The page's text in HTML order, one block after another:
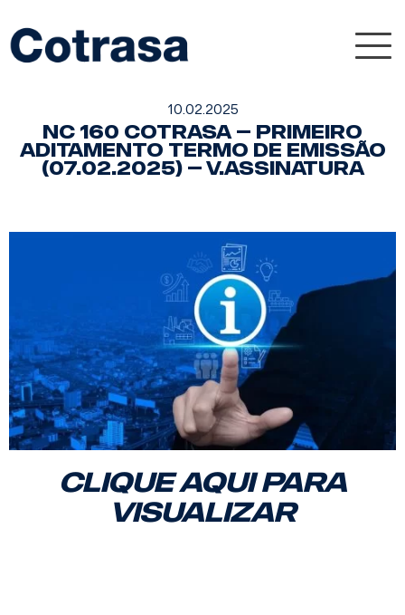
10.02.2025
NC 160 Cotrasa – Primeiro
Aditamento Termo de Emissão
(07.02.2025) – v.assinatura
CLIQUE AQUI PARA
VISUALIZAR